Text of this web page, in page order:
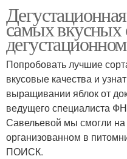
самых вкусных
Попробовать лучшие
вкусовые качества и
выращивании яблок от
ведущего специалиста
Савельевой мы смогли
организованном в
ПОИСК.